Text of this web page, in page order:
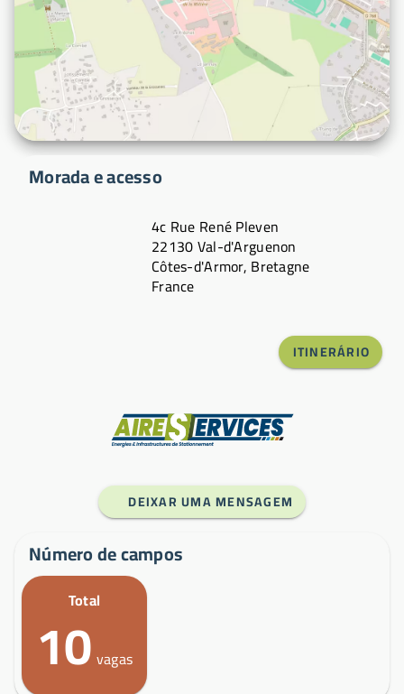
Morada e acesso
4c Rue René Pleven
22130 Val-d'Arguenon
Côtes-d'Armor, Bretagne
France
ITINERÁRIO
Fabricante
DEIXAR UMA MENSAGEM
Número de campos
Total
10 vagas